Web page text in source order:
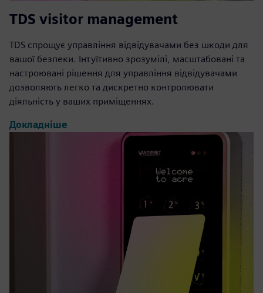
TDS visitor management
TDS спрощує управління відвідувачами без шкоди для
вашої безпеки. Інтуїтивно зрозумілі, масштабовані та
настроювані рішення для управління відвідувачами
дозволяють легко та дискретно контролювати
діяльність у ваших приміщеннях.
Докладніше